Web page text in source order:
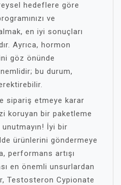
hedeflere göre
ve
en iyi sonuçları
Ayrıca, hormon
göz önünde
bu durum,
sipariş etmeye karar
koruyan bir paketleme
İyi bir
ürünlerini göndermeye
performans artışı
en önemli unsurlardan
Testosteron Cypionate